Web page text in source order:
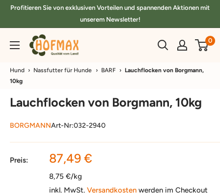
DirektProfitieren Sie von exklusiven Vorteilen und spannenden Aktionen mit
unserem Newsletter!
hofmax.de 0
Hund › Nassfutter für Hunde › BARF › Lauchflocken von Borgmann,
10kg
Lauchflocken von Borgmann, 10kg
BORGMANNArt-Nr:032-2940
Preis: Sonderpreis
87,49 €
8,75 €/kg
inkl. MwSt. Versandkosten werden im Checkout